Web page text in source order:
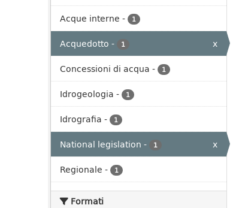
Acque interne - 1
Acquedotto - 1
x
Concessioni di acqua - 1
Idrogeologia - 1
Idrografia - 1
National legislation - 1
x
Regionale - 1
Formati